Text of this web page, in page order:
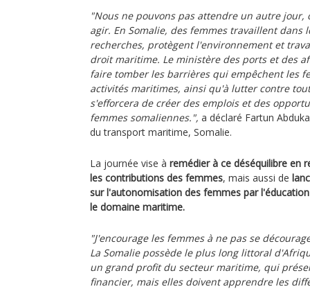
"Nous ne pouvons pas attendre un autre
agir. En Somalie, des femmes travaillent dans
recherches, protègent l'environnement et
droit maritime. Le ministère des ports et des
faire tomber les barrières qui empêchent les
activités maritimes, ainsi qu'à lutter contre
s'efforcera de créer des emplois et des
femmes somaliennes.", a déclaré Fartun
du transport maritime, Somalie.
La journée vise à remédier à ce déséquilibre en
les contributions des femmes, mais aussi de
sur l'autonomisation des femmes par
le domaine maritime.
"J'encourage les femmes à ne pas se
La Somalie possède le plus long littoral
un grand profit du secteur maritime, qui
financier, mais elles doivent apprendre les